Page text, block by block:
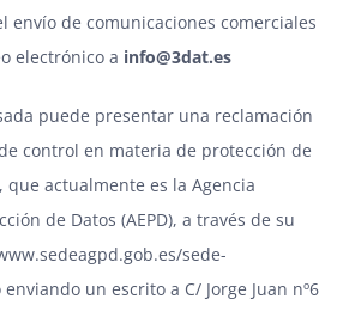
envío de comunicaciones comerciales
electrónico a info@3dat.es
puede presentar una reclamación
control en materia de protección de
que actualmente es la Agencia
de Datos (AEPD), a través de su
sede-
enviando un escrito a C/ Jorge Juan nº6